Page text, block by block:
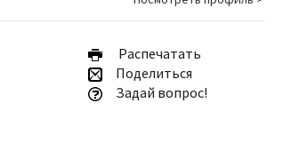
Pаспечатать
Поделиться
Задай вопрос!